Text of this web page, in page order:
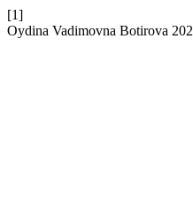
[1]
Oydina Vadimovna Botirova